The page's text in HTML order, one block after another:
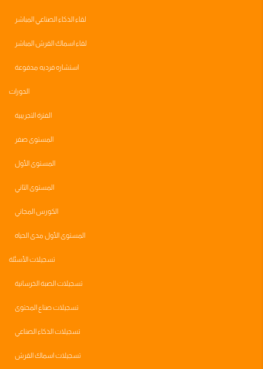
لقاء الذكاء الصناعي المباشر
لقاء اسماك القرش المباشر
استشاره فرديه مدفوعة
الدورات
الفترة التجريبية
المستوى صفر
المستوى الأول
المستوى الثاني
الكورس المجاني
المستوى الأول مدى الحياه
تسجيلات الأسئلة
تسجيلات الصبة الخرسانية
تسجيلات صناع المحتوى
تسجيلات الذكاء الصناعي
تسجيلات اسماك القرش